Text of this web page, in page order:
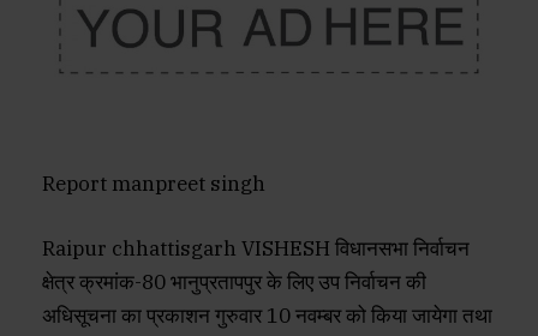
Report manpreet singh
Raipur chhattisgarh VISHESH विधानसभा निर्वाचन
क्षेत्र क्रमांक-80 भानुप्रतापपुर के लिए उप निर्वाचन की
अधिसूचना का प्रकाशन गुरुवार 10 नवम्बर को किया जायेगा तथा